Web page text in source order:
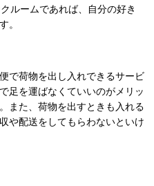
ルームであれば、自分の好き
。
で荷物を出し入れできるサービ
足を運ばなくていいのがメリッ
また、荷物を出すときも入れる
や配送をしてもらわないといけ